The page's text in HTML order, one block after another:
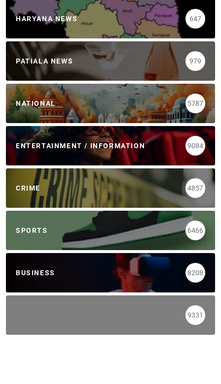
HARYANA NEWS 647
PATIALA NEWS 979
NATIONAL 5787
ENTERTAINMENT / INFORMATION 9084
CRIME 4857
SPORTS 6466
BUSINESS 8208
9331